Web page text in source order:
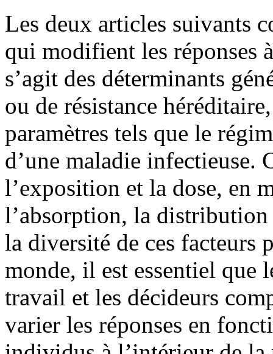
Les deux articles suivants
qui modifient les réponses
s’agit des déterminants
ou de résistance
paramètres tels que le
d’une maladie infectieuse.
l’exposition et la dose, en
l’absorption, la
la diversité de ces facteurs
monde, il est essentiel que
travail et les décideurs
varier les réponses en